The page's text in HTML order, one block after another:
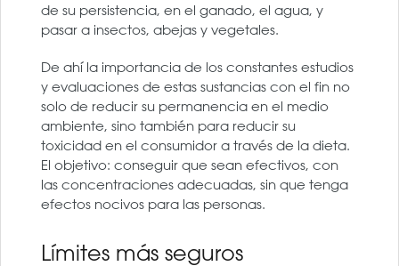
de su persistencia, en el ganado, el agua, y
pasar a insectos, abejas y vegetales.
De ahí la importancia de los constantes estudios
y evaluaciones de estas sustancias con el fin no
solo de reducir su permanencia en el medio
ambiente, sino también para reducir su
toxicidad en el consumidor a través de la dieta.
El objetivo: conseguir que sean efectivos, con
las concentraciones adecuadas, sin que tenga
efectos nocivos para las personas.
Límites más seguros